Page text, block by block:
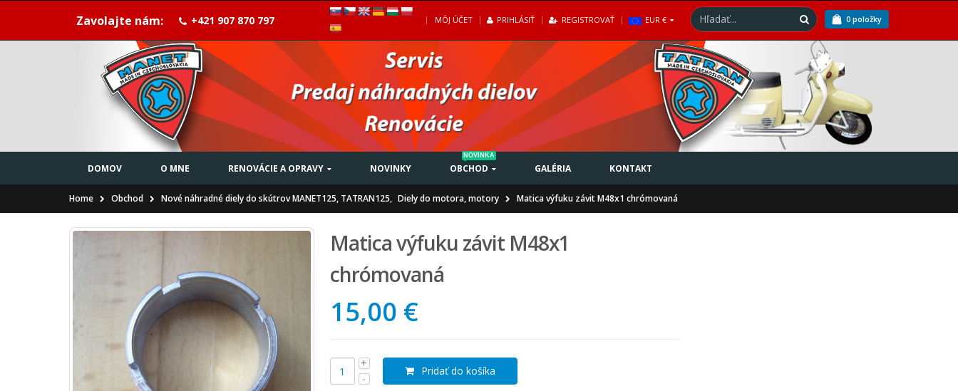
Zavolajte nám: +421 907 870 797 | MÔJ ÚČET PRIHLÁSIŤ REGISTROVAŤ EUR € 0 položky
DOMOV O MNE RENOVÁCIE A OPRAVY NOVINKY OBCHOD
NOVINKA
GALÉRIA KONTAKT
Home Obchod Nové náhradné diely do skútrov MANET125, TATRAN125, Diely do motora, motory Matica výfuku závit M48x1 chrómovaná
Matica výfuku závit M48x1
chrómovaná
15,00 €
Pridať do košíka